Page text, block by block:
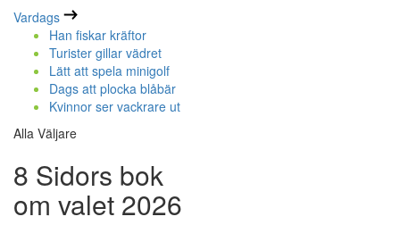
Vardags
Han fiskar kräftor
Turister gillar vädret
Lätt att spela minigolf
Dags att plocka blåbär
Kvinnor ser vackrare ut
Alla Väljare
8 Sidors bok
om valet 2026